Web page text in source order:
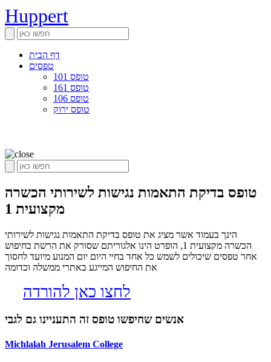
Huppert
דף הבית
טפסים
טופס 101
טופס 161
טופס 106
טופס ירוק
טופס בדיקת התאמות נגישות לשירותי הכשרה
מקצועית 1
הינך בעמוד אשר מציג את טופס בדיקת התאמות נגישות לשירותי
הכשרה מקצועית 1, הופרט הינו אלגוריתם שסורק את הרשת בחיפוש
אחר טפסים שיכולים לשמש כל אחד בחיי היום יום המנוע מיועד לחסוך
את החיפוש המייגע באתרי ממשלה וכדומה
לחצו כאן להורדה
אנשים שחיפשו טופס זה התעניינו גם לגבי
Michlalah Jerusalem College